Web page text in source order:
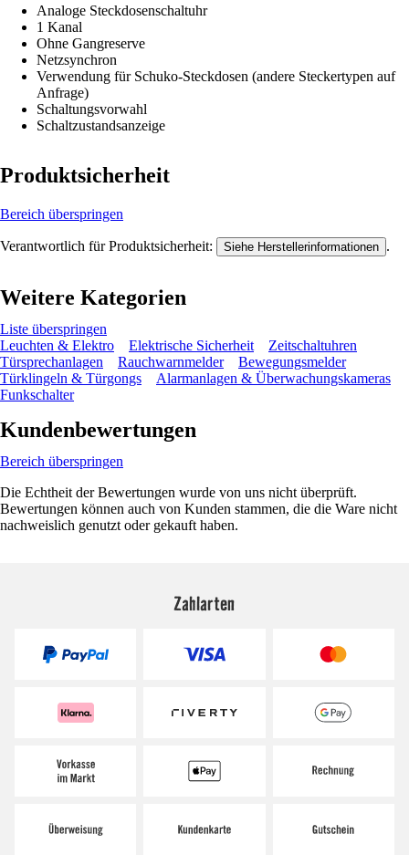
Analoge Steckdosenschaltuhr
1 Kanal
Ohne Gangreserve
Netzsynchron
Verwendung für Schuko-Steckdosen (andere Steckertypen auf
Anfrage)
Schaltungsvorwahl
Schaltzustandsanzeige
Produktsicherheit
Bereich überspringen
Verantwortlich für Produktsicherheit: Siehe Herstellerinformationen .
Weitere Kategorien
Liste überspringen
Leuchten & Elektro
Elektrische Sicherheit
Zeitschaltuhren
Türsprechanlagen
Rauchwarnmelder
Bewegungsmelder
Türklingeln & Türgongs
Alarmanlagen & Überwachungskameras
Funkschalter
Kundenbewertungen
Bereich überspringen
Die Echtheit der Bewertungen wurde von uns nicht überprüft.
Bewertungen können auch von Kunden stammen, die die Ware nicht
nachweislich genutzt oder gekauft haben.
Zahlarten